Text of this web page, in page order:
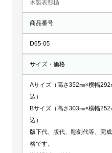
木製表彰楯
商品番号
D65-05
サイズ・価格
Aサイズ（高さ352㎜×横幅
込）
Bサイズ（高さ303㎜×横幅
込）
版下代、版代、彫刻代等、完
格です。